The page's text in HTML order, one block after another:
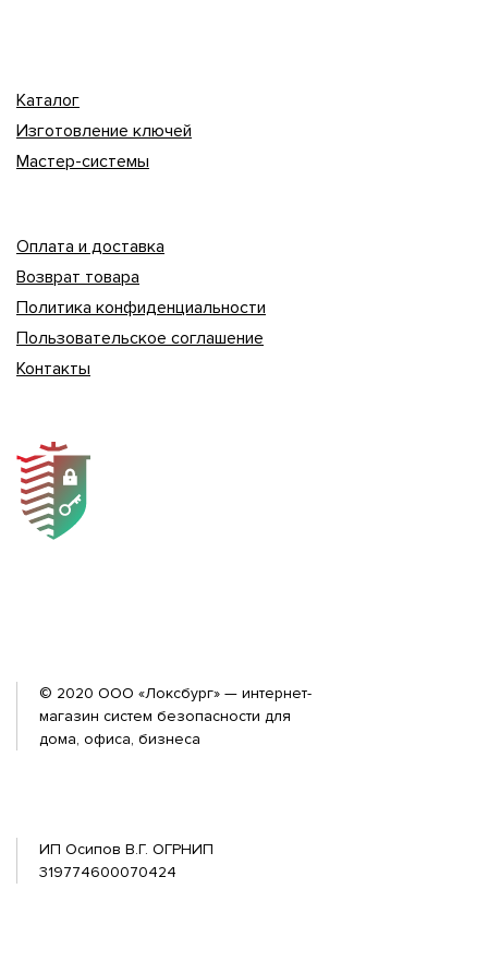
Каталог
Изготовление ключей
Мастер-системы
Оплата и доставка
Возврат товара
Политика конфиденциальности
Пользовательское соглашение
Контакты
© 2020 ООО «Локсбург» — интернет-
магазин систем безопасности для
дома, офиса, бизнеса
ИП Осипов В.Г. ОГРНИП
319774600070424